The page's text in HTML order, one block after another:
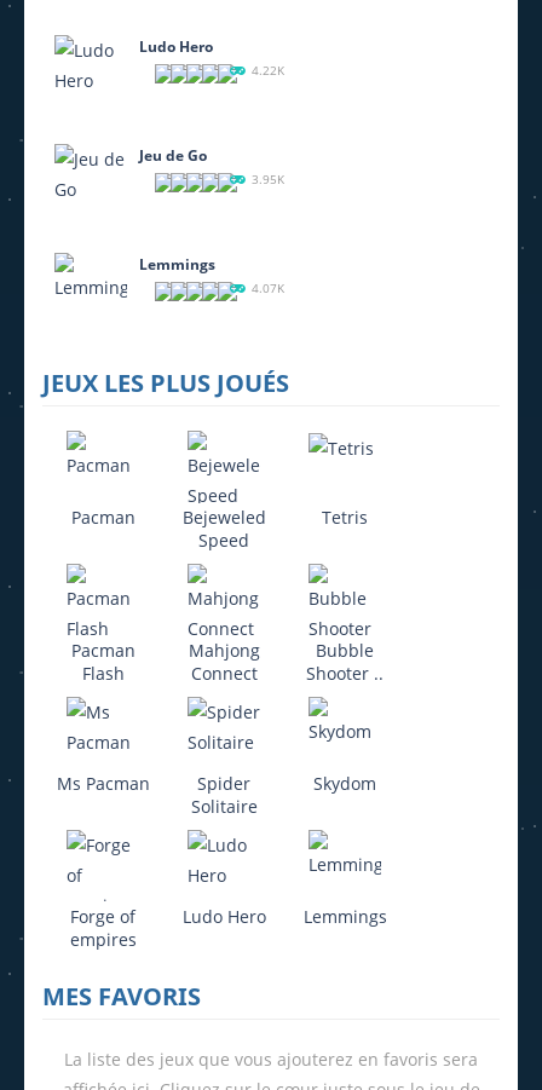
Ludo Hero
4.22K
Jeu de Go
3.95K
Lemmings
4.07K
JEUX LES PLUS JOUÉS
Pacman
Bejeweled
Speed
Tetris
Pacman
Flash
Mahjong
Connect
Bubble
Shooter ..
Ms Pacman
Spider
Solitaire
Skydom
Forge of
empires
Ludo Hero Lemmings
MES FAVORIS
La liste des jeux que vous ajouterez en favoris sera